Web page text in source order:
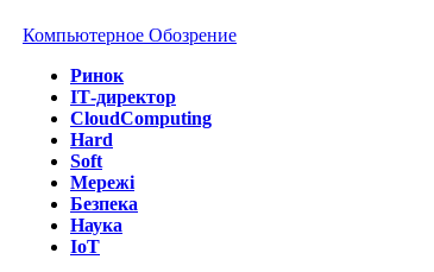
Компьютерное Обозрение
Ринок
IТ-директор
CloudComputing
Hard
Soft
Мережі
Безпека
Наука
IoT